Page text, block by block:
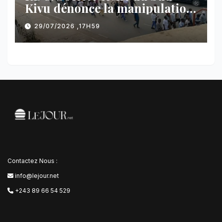
Kivu dénonce la manipulation
des manifestations par
l’AFC/M23
29/07/2026 ,17H59
Contactez Nous :
info@lejour.net
+243 89 66 54 529